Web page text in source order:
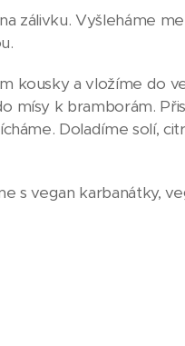
zálivku. Vyšleháme
kousky a vložíme do
mísy k bramborám.
Doladíme solí,
s vegan karbanátky,